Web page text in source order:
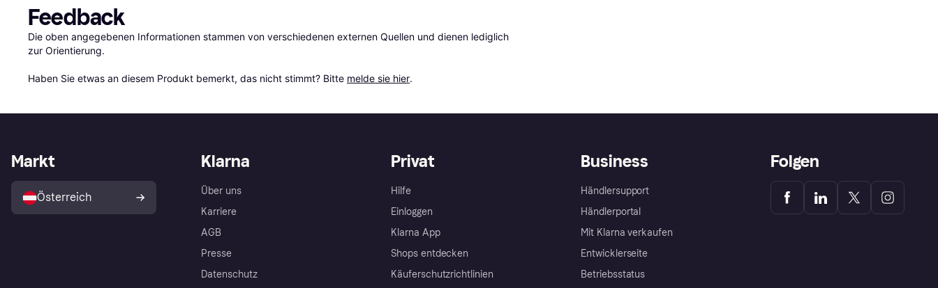
Feedback
Die oben angegebenen Informationen stammen von verschiedenen externen Quellen und dienen lediglich
zur Orientierung.
Haben Sie etwas an diesem Produkt bemerkt, das nicht stimmt? Bitte melde sie hier.
Klarna
Über uns
Karriere
AGB
Presse
Datenschutz
Privat
Hilfe
Einloggen
Klarna App
Shops entdecken
Käuferschutzrichtlinien
Business
Händlersupport
Händlerportal
Mit Klarna verkaufen
Entwicklerseite
Betriebsstatus
Markt
Österreich
Folgen